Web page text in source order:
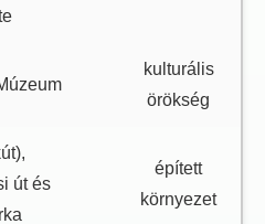
kulturális
örökség
út és
épített
környezet